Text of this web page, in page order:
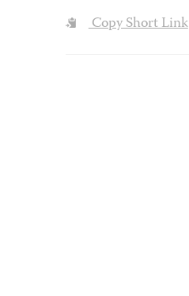
Copy Short Link